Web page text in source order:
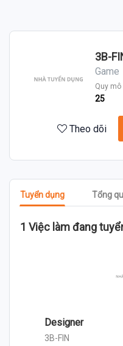
3B-
Game
Quy mô
25
Theo dõi
Tuyển dụng Tổng
1 Việc làm đang
Designer
3B-FIN